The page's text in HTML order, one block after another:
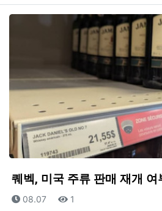
퀘벡, 미국 주류 판매 재개 여
등록일
08.07 조회
1